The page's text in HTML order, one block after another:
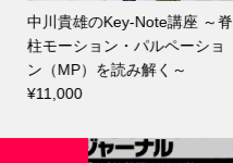
中川貴雄のKey-Note講座 ～脊
柱モーション・パルペーショ
ン（MP）を読み解く～
¥11,000